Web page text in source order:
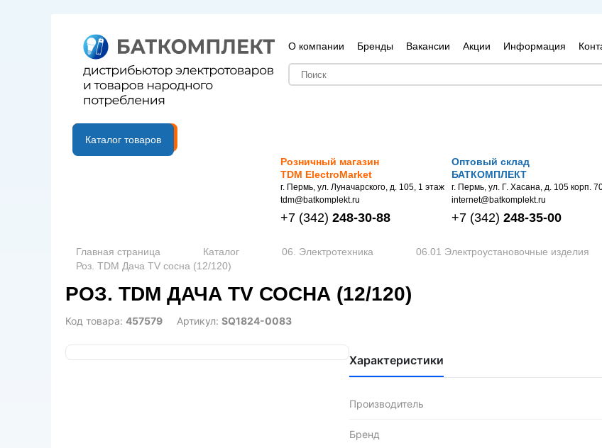
О компании Бренды Вакансии Акции Информация
B2B портал
Каталог товаров
Розничный магазин
TDM ElectroMarket
г. Пермь, ул. Луначарского, д. 105, 1 этаж
tdm@batkomplekt.ru
+7 (342) 248-30-88
Оптовый склад
БАТКОМПЛЕКТ
г. Пермь, ул. Г. Хасана, д. 105 корп.
internet@batkomplekt.ru
+7 (342) 248-35-00
Главная страница Каталог 06. Электротехника 06.01 Электроустановочные изделия
Роз. TDM Дача TV сосна (12/120)
РОЗ. TDM ДАЧА TV СОСНА (12/120)
Код товара: 457579 Артикул: SQ1824-0083
Характеристики
Производитель
Бренд